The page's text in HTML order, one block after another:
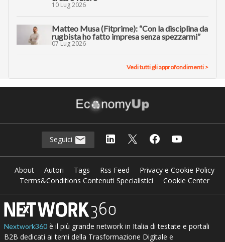
10 Lug 2026
Matteo Musa (Fitprime): “Con la disciplina da
rugbista ho fatto impresa senza spezzarmi”
07 Lug 2026
Vedi tutti gli approfondimenti >
Seguici
About Autori Tags Rss Feed
Privacy e Cookie Policy
Terms&Conditions Contenuti Specialistici
Cookie Center
Nextwork360è il più grande network in Italia di testate e portali
B2B dedicati ai temi della Trasformazione Digitale e